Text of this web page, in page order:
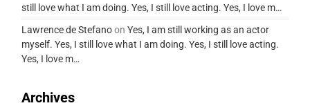
still love what I am doing. Yes, I still love acting. Yes, I love m…
Lawrence de StefanoonYes, I am still working as an actor
myself. Yes, I still love what I am doing. Yes, I still love acting.
Yes, I love m…
Archives